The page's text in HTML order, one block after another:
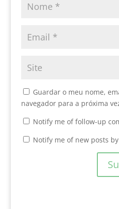
Guardar o meu nome,
navegador para a próxima
Notify me of follow-up
Notify me of new posts